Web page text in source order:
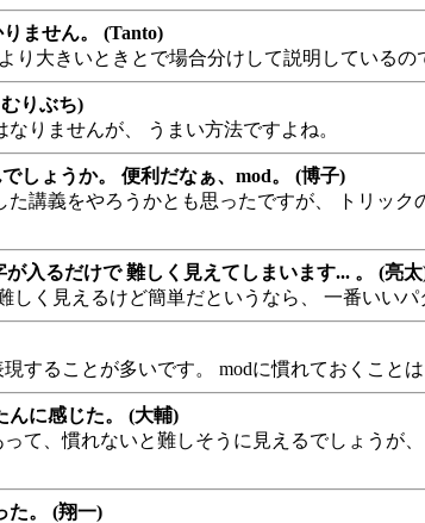
ません。 (Tanto)
り大きいときとで場合分けして説明しているの
りぶち)
りませんが、 うまい方法ですよね。
しょうか。 便利だなぁ、mod。 (博子)
講義をやろうかとも思ったですが、 トリッ
入るだけで 難しく見えてしまいます... 。 (亮
く見えるけど簡単だというなら、 一番いいパ
ることが多いです。 modに慣れておくこと
んに感じた。 (大輔)
て、慣れないと難しそうに見えるでしょうが
た。 (翔一)